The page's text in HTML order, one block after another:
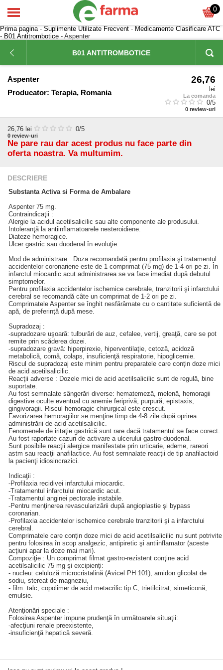
0
Prima pagina- Suplimente Utilizate Frecvent - Medicamente Clasificare ATC
- B01 Antitrombotice - Aspenter
B01 ANTITROMBOTICE
Aspenter
Producator: Terapia, Romania
26,76
lei
La comanda
0/5
0 review-uri
26,76 lei 0/5
0 review-uri
Ne pare rau dar acest produs nu face parte din
oferta noastra. Va multumim.
DESCRIERE
Substanta Activa si Forma de Ambalare
Aspenter 75 mg.
Contraindicaţii :
Alergie la acidul acetilsalicilic sau alte componente ale produsului.
Intoleranţă la antiinflamatoarele nesteroidiene.
Diateze hemoragice.
Ulcer gastric sau duodenal în evoluţie.
Mod de administrare : Doza recomandată pentru profilaxia şi tratamentul
accidentelor coronariene este de 1 comprimat (75 mg) de 1-4 ori pe zi. În
infarctul miocardic acut administrarea se va face imediat după debutul
simptomelor.
Pentru profilaxia accidentelor ischemice cerebrale, tranzitorii şi infarctului
cerebral se recomandă câte un comprimat de 1-2 ori pe zi.
Comprimatele Aspenter se înghit nesfărâmate cu o cantitate suficientă de
apă, de preferinţă după mese.
Supradozaj :
-supradozare uşoară: tulburări de auz, cefalee, vertij, greaţă, care se pot
remite prin scăderea dozei.
-supradozare gravă: hiperpirexie, hiperventilaţie, cetoză, acidoză
metabolică, comă, colaps, insuficienţă respiratorie, hipoglicemie.
Riscul de supradozaj este minim pentru preparatele care conţin doze mici
de acid acetilsalicilic.
Reacţii adverse : Dozele mici de acid acetilsalicilic sunt de regulă, bine
suportate.
Au fost semnalate sângerări diverse: hematemeză, melenă, hemoragii
digestive oculte eventual cu anemie feriprivă, purpură, epistaxis,
gingivoragii. Riscul hemoragic chirurgical este crescut.
Favorizarea hemoragiilor se menţine timp de 4-8 zile după oprirea
administrării de acid acetilsalicilic.
Fenomenele de iritaţie gastrică sunt rare dacă tratamentul se face corect.
Au fost raportate cazuri de activare a ulcerului gastro-duodenal.
Sunt posibile reacţii alergice manifestate prin urticarie, edeme, rareori
astm sau reacţii anafilactice. Au fost semnalate reacţii de tip anafilactoid
la pacienţi idiosincrazici.
Indicaţii :
-Profilaxia recidivei infarctului miocardic.
-Tratamentul infarctului miocardic acut.
-Tratamentul anginei pectorale instabile.
-Pentru menţinerea revascularizării după angioplastie şi bypass
coronarian.
-Profilaxia accidentelor ischemice cerebrale tranzitorii şi a infarctului
cerebral.
Comprimatele care conţin doze mici de acid acetilsalicilic nu sunt potrivite
pentru folosirea în scop analgezic, antipiretic şi antiinflamator (aceste
acţiuni apar la doze mai mari).
Compoziţie : Un comprimat filmat gastro-rezistent conţine acid
acetilsalicilic 75 mg şi excipienţi:
- nucleu: celuloză microcristalină (Avicel PH 101), amidon glicolat de
sodiu, stereat de magneziu,
- film: talc, copolimer de acid metacrilic tip C, trietilcitrat, simeticonă,
emulsie.
Atenţionări speciale :
Folosirea Aspenter impune prudenţă în următoarele situaţii:
-afecţiuni renale preexistente,
-insuficienţă hepatică severă.